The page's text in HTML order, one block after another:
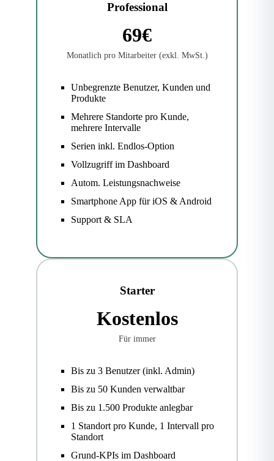
Starter
Kostenlos
Für immer
Bis zu 3 Benutzer (inkl. Admin)
Bis zu 50 Kunden verwaltbar
Bis zu 1.500 Produkte anlegbar
1 Standort pro Kunde, 1 Intervall pro
Standort
Grund-KPIs im Dashboard
Professional
69€
Monatlich pro Mitarbeiter (exkl. MwSt.)
Unbegrenzte Benutzer, Kunden und
Produkte
Mehrere Standorte pro Kunde,
mehrere Intervalle
Serien inkl. Endlos-Option
Vollzugriff im Dashboard
Autom. Leistungsnachweise
Smartphone App für iOS & Android
Support & SLA